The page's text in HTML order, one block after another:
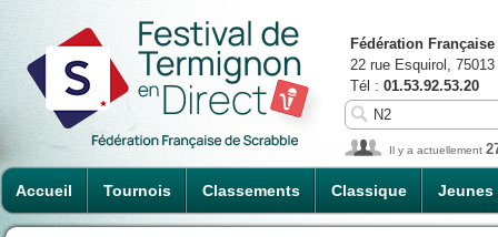
Accueil Tournois Classements Classique Jeunes
Fédération
22 rue Esquirol,
Tél : 01.53.92.53.20
Il y a actuellement